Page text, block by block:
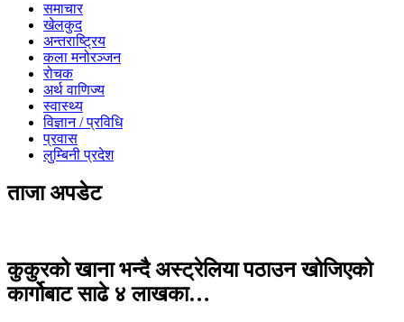
समाचार
खेलकुद
अन्तराष्ट्रिय
कला मनोरञ्जन
रोचक
अर्थ वाणिज्य
स्वास्थ्य
विज्ञान / प्रविधि
प्रवास
लुम्बिनी प्रदेश
ताजा अपडेट
कुकुरको खाना भन्दै अस्ट्रेलिया पठाउन खोजिएको
कार्गोबाट साढे ४ लाखका…